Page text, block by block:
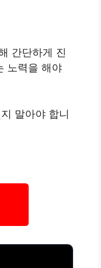
간단하게 진
노력을 해야
말아야 합니